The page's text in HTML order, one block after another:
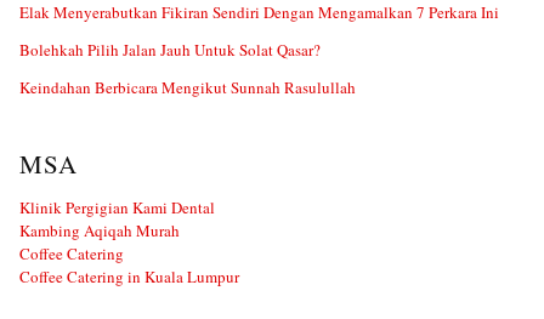
Elak Menyerabutkan Fikiran Sendiri Dengan Mengamalkan 7 Perkara Ini
Bolehkah Pilih Jalan Jauh Untuk Solat Qasar?
Keindahan Berbicara Mengikut Sunnah Rasulullah
MSA
Klinik Pergigian Kami Dental
Kambing Aqiqah Murah
Coffee Catering
Coffee Catering in Kuala Lumpur